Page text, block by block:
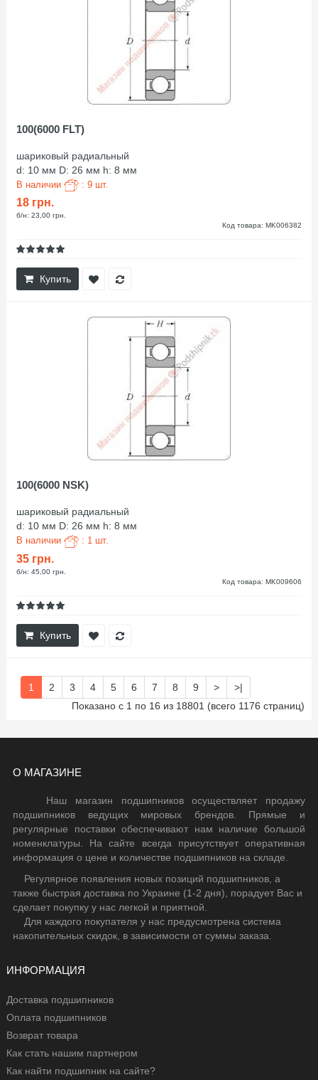
100(6000 FLT)
шариковый радиальный
d: 10 мм D: 26 мм h: 8 мм
В наличии : 9 шт.
18 грн.
б/н: 23,00 грн.
Код товара: MK006382
Купить
100(6000 NSK)
шариковый радиальный
d: 10 мм D: 26 мм h: 8 мм
В наличии : 1 шт.
35 грн.
б/н: 45,00 грн.
Код товара: MK009606
Купить
1 2 3 4 5 6 7 8 9 >
>|
Показано с 1 по 16 из 18801 (всего 1176 страниц)
О МАГАЗИНЕ
Наш магазин подшипников осуществляет продажу
подшипников ведущих мировых брендов. Прямые и
регулярные поставки обеспечивают нам наличие большой
номенклатуры. На сайте всегда присутствует оперативная
информация о цене и количестве подшипников на складе.
Регулярное появления новых позиций подшипников, а
также быстрая доставка по Украине (1-2 дня), порадует Вас и
сделает покупку у нас легкой и приятной.
Для каждого покупателя у нас предусмотрена система
накопительных скидок, в зависимости от суммы заказа.
ИНФОРМАЦИЯ
Доставка подшипников
Оплата подшипников
Возврат товара
Как стать нашим партнером
Как найти подшипник на сайте?